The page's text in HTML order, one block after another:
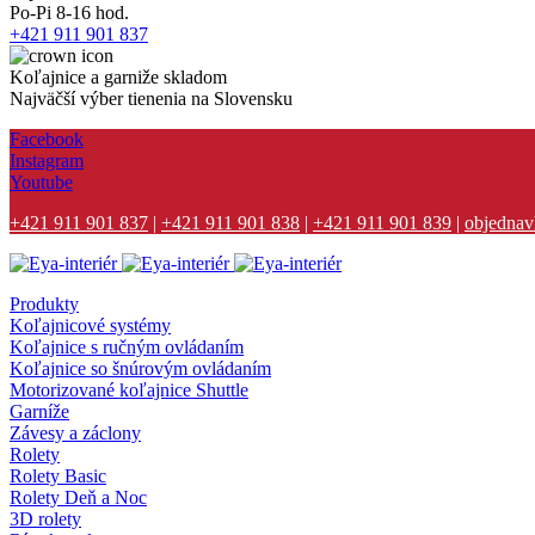
Po-Pi 8-16 hod.
+421 911 901 837
Koľajnice a garniže skladom
Najväčší výber tienenia na Slovensku
Facebook
Instagram
Youtube
+421 911 901 837 | +421 911 901 838 | +421 911 901 839 |
Produkty
Koľajnicové systémy
Koľajnice s ručným ovládaním
Koľajnice so šnúrovým ovládaním
Motorizované koľajnice Shuttle
Garníže
Závesy a záclony
Rolety
Rolety Basic
Rolety Deň a Noc
3D rolety